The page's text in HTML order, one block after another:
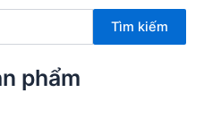
Tìm kiếm
phẩm